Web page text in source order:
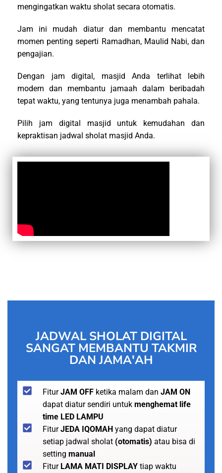
mengingatkan waktu sholat secara otomatis.
Jam ini mudah diatur dan membantu mencatat
momen penting seperti Ramadhan, Maulid Nabi, dan
pengajian.
Dengan jam digital, masjid Anda terlihat lebih
modern dan membantu jamaah dalam beribadah
tepat waktu, yang tentunya juga menambah pahala.
Pilih jam digital masjid untuk kemudahan dan
kepraktisan jadwal sholat masjid Anda.
JADWAL SHOLAT DIGITAL
SANGAT MEMBANTU TAKMIR
DAN JAMA'AH
FiturJAM OFF ketika malam dan JAM ON
dapat diatur sendiri untuk menghemat life
time LED LAMPU
FiturJEDA IQOMAH yang dapat diatur
setiap jadwal sholat (otomatis) atau bisa di
setting manual
Fitur LAMA MATI DISPLAY tiap waktu